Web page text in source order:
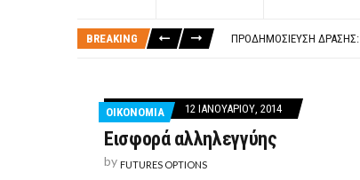
BREAKING
ΠΡΟΔΗΜΟΣΊΕΥΣΗ ΔΡΆΣΗΣ:
ΤΑΜΕΊΟ ΜΙΚΡΟΠΙΣΤΏΣΕΩΝ
ΟΙΚΟΝΟΜΙΑ 12 ΙΑΝΟΥΑΡΊΟΥ, 2014
Εισφορά αλληλεγγύης
by FUTURES OPTIONS